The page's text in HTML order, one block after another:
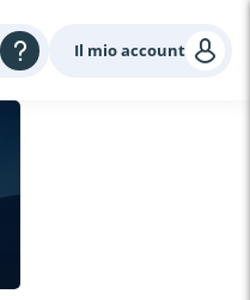
Il mio account